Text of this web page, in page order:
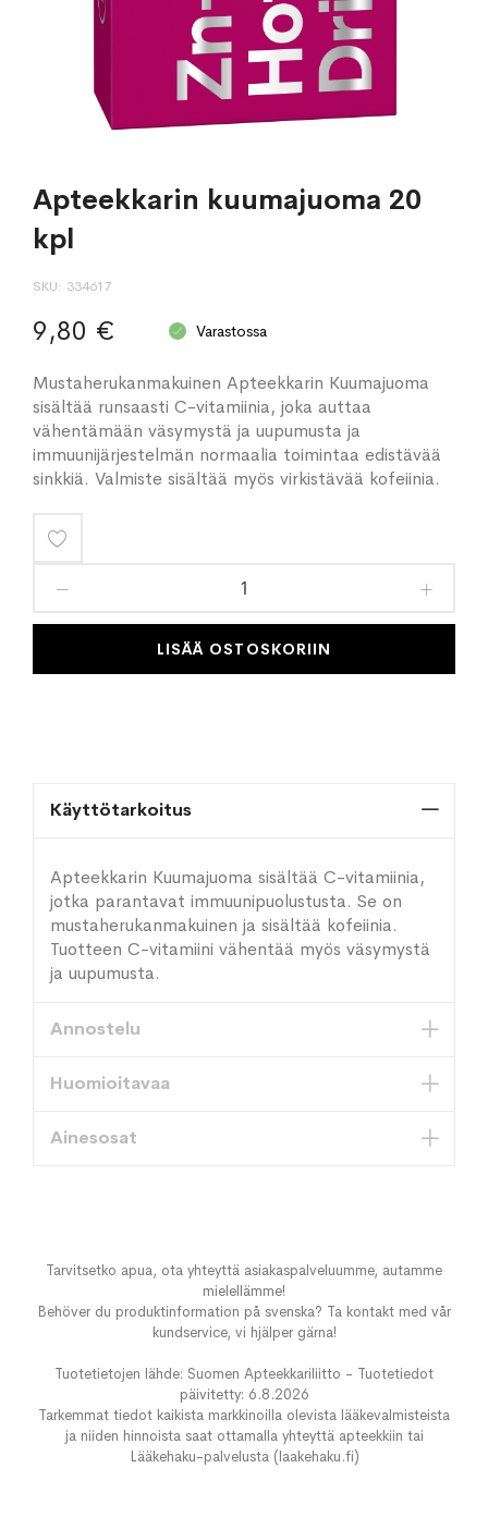
Apteekkarin kuumajuoma 20
kpl
SKU 334617
9,80 € Varastossa
Mustaherukanmakuinen Apteekkarin Kuumajuoma
sisältää runsaasti C-vitamiinia, joka auttaa
vähentämään väsymystä ja uupumusta ja
immuunijärjestelmän normaalia toimintaa edistävää
sinkkiä. Valmiste sisältää myös virkistävää kofeiinia.
toivelistaan
LISÄÄ OSTOSKORIIN
Käyttötarkoitus
Apteekkarin Kuumajuoma sisältää C-vitamiinia,
jotka parantavat immuunipuolustusta. Se on
mustaherukanmakuinen ja sisältää kofeiinia.
Tuotteen C-vitamiini vähentää myös väsymystä
ja uupumusta.
Annostelu
Huomioitavaa
Ainesosat
Tarvitsetko apua, ota yhteyttä asiakaspalveluumme, autamme
mielellämme!
Behöver du produktinformation på svenska? Ta kontakt med vår
kundservice, vi hjälper gärna!
Tuotetietojen lähde: Suomen Apteekkariliitto - Tuotetiedot
päivitetty: 6.8.2026
Tarkemmat tiedot kaikista markkinoilla olevista lääkevalmisteista
ja niiden hinnoista saat ottamalla yhteyttä apteekkiin tai
Lääkehaku-palvelusta (laakehaku.fi)